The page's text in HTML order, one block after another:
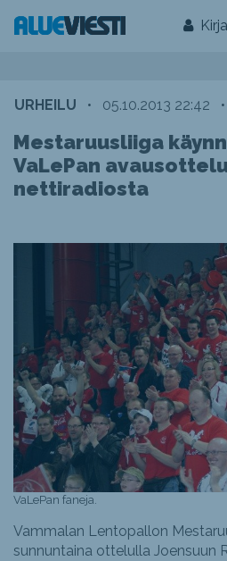
URHEILU • 05.10.2013 22:42 •
Mestaruusliiga
VaLePan
nettiradiosta
VaLePan faneja.
Vammalan Lentopallon
sunnuntaina ottelulla Joensuun